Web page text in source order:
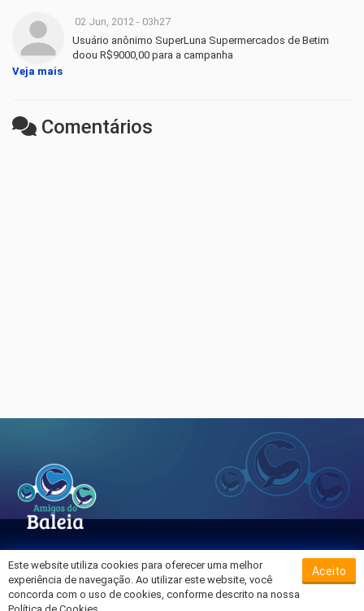
02 Jun, 2012 - 03h27
Usuário anônimo SuperLuna Supermercados de Betim
doou R$9000,00 para a campanha
Veja mais
Comentários
Sobre o Hospital da Baleia
Termos de Uso
Este website utiliza cookies para oferecer uma melhor
experiência de navegação. Ao utilizar este website, você
concorda com o uso de cookies, conforme descrito na nossa
Aceito